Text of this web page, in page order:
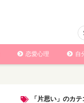
恋愛心理 自
「片思い」のカテ